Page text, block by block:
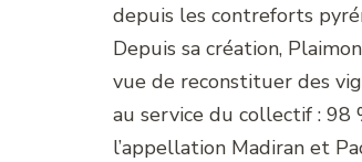
depuis les contreforts
Depuis sa création,
vue de reconstituer des
au service du collectif : 98
l’appellation Madiran et